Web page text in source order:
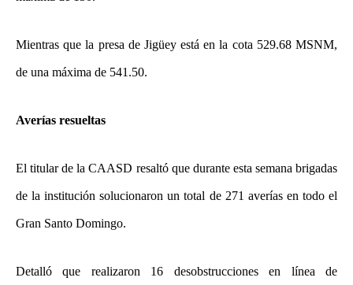
Mientras que la presa de Jigüey está en la cota 529.68 MSNM,
de una máxima de 541.50.
Averías resueltas
El titular de la CAASD resaltó que durante esta semana brigadas
de la institución solucionaron un total de 271 averías en todo el
Gran Santo Domingo.
Detalló que realizaron 16 desobstrucciones en línea de